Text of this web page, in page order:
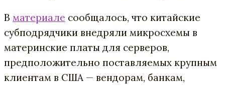
В материале сообщалось, что китайские
субподрядчики внедряли микросхемы в
материнские платы для серверов,
предположительно поставляемых крупным
клиентам в США — вендорам, банкам,